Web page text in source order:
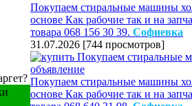
Покупаем стиральные машины
основе Как рабочие так и на
товара 068 156 30 39. Софиевка
31.07.2026 [744 просмотров]
Покупаем стиральные машины
основе Как рабочие так и на